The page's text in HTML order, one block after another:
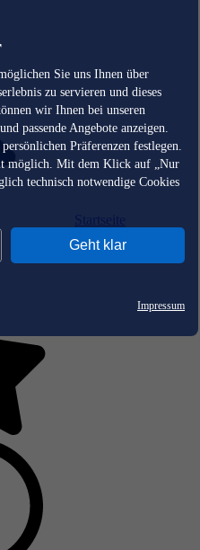
Sie uns Ihnen über
zu servieren und dieses
wir Ihnen bei unseren
passende Angebote anzeigen.
Präferenzen festlegen.
möglich. Mit dem Klick auf „Nur
technisch notwendige Cookies
Geht klar
Impressum